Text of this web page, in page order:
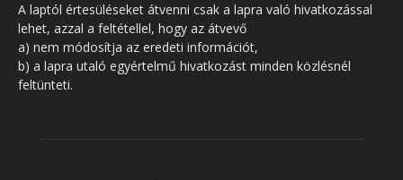
A laptól értesüléseket átvenni csak a lapra való hivatkozással
lehet, azzal a feltétellel, hogy az átvevő
a) nem módosítja az eredeti információt,
b) a lapra utaló egyértelmű hivatkozást minden közlésnél
feltünteti.